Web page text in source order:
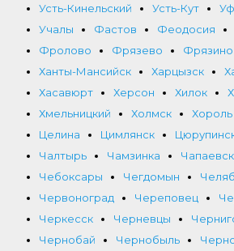
Усть-Кинельский
Усть-Кут
Учалы
Фастов Феодосия
Фролово
Фрязево Фрязино
Ханты-Мансийск
Харцызск
Хасавюрт
Херсон Хилок
Хмельницкий
Холмск Хороль
Целина
Цимлянск
Чалтырь
Чамзинка Чапаевск
Чебоксары
Чегдомын
Червоноград
Череповец
Черкесск
Черневцы
Чернобай
Чернобыль